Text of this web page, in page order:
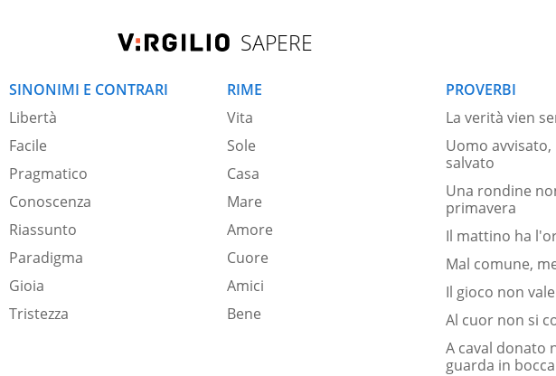
SAPERE
SINONIMI E CONTRARI
Libertà
Facile
Pragmatico
Conoscenza
Riassunto
Paradigma
Gioia
Tristezza
RIME
Vita
Sole
Casa
Mare
Amore
Cuore
Amici
Bene
PROVERBI
La verità vien
Uomo avvisato,
salvato
Una rondine
primavera
Il mattino ha
Mal comune,
Il gioco non
Al cuor non si
A caval donato
guarda in bocca